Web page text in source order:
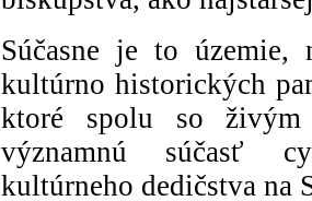
Súčasne je to územie,
kultúrno historických
ktoré spolu so živým
významnú súčasť
kultúrneho dedičstva na